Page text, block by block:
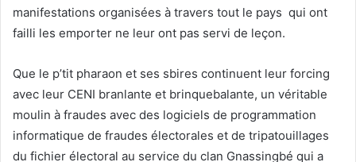
manifestations organisées à travers tout le pays qui ont
failli les emporter ne leur ont pas servi de leçon.
Que le p’tit pharaon et ses sbires continuent leur forcing
avec leur CENI branlante et brinquebalante, un véritable
moulin à fraudes avec des logiciels de programmation
informatique de fraudes électorales et de tripatouillages
du fichier électoral au service du clan Gnassingbé qui a